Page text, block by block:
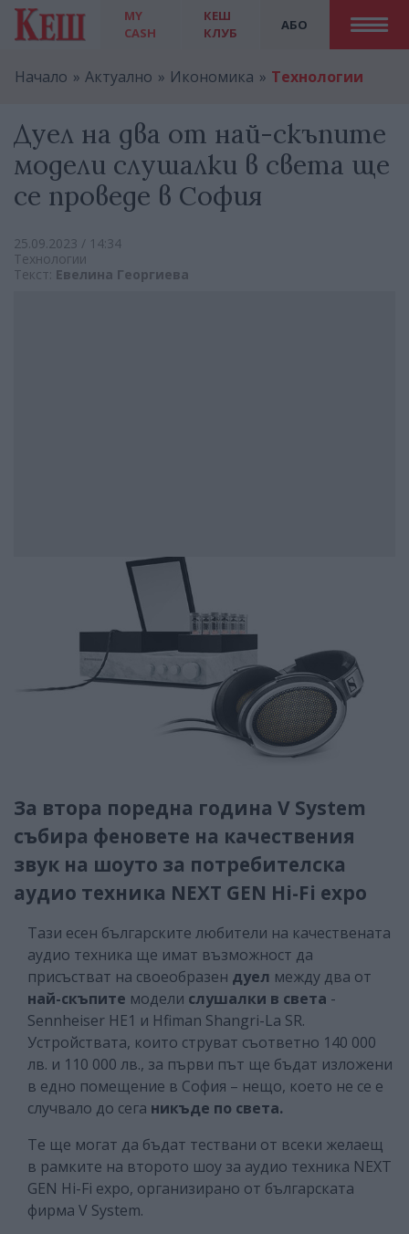
MY
CASH
АБО
КЕШ
КЛУБ
Начало Актуално Икономика Технологии
Дуел на два от най-скъпите
модели слушалки в света ще
се проведе в София
25.09.2023 / 14:34
Технологии
Текст: Евелина Георгиева
За втора поредна година V System
събира феновете на качествения
звук на шоуто за потребителска
аудио техника NEXT GEN Hi-Fi expo
Тази есен българските любители на качествената
аудио техника ще имат възможност да
присъстват на своеобразен дуел между два от
най-скъпите модели слушалки в света -
Sennheiser HE1 и Hfiman Shangri-La SR.
Устройствата, които струват съответно 140 000
лв. и 110 000 лв., за първи път ще бъдат изложени
в едно помещение в София – нещо, което не се е
случвало до сега никъде по света.
Те ще могат да бъдат тествани от всеки желаещ
в рамките на второто шоу за аудио техника NEXT
GEN Hi-Fi expo, организирано от българската
фирма V System.